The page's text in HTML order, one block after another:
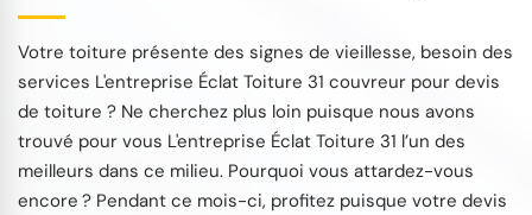
Votre toiture présente des signes de vieillesse, besoin des
services L'entreprise Éclat Toiture 31 couvreur pour devis
de toiture ? Ne cherchez plus loin puisque nous avons
trouvé pour vous L'entreprise Éclat Toiture 31 l’un des
meilleurs dans ce milieu. Pourquoi vous attardez-vous
encore ? Pendant ce mois-ci, profitez puisque votre devis